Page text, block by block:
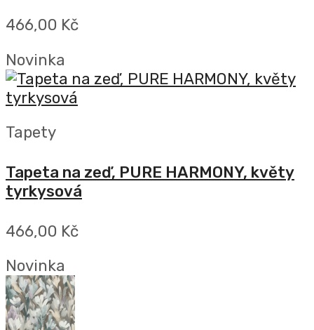
466,00 Kč
Novinka
Tapety
Tapeta na zeď, PURE HARMONY, květy
tyrkysová
466,00 Kč
Novinka